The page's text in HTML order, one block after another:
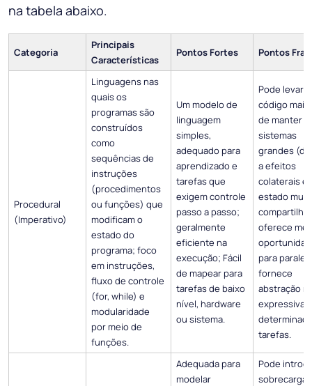
na tabela abaixo.
Categoria
Principais
Características
Pontos Fortes Pontos
Procedural
(Imperativo)
Linguagens nas
quais os
programas são
construídos
como
sequências de
instruções
(procedimentos
ou funções) que
modificam o
estado do
programa; foco
em instruções,
fluxo de controle
(for, while) e
modularidade
por meio de
funções.
Um modelo de
linguagem
simples,
adequado para
aprendizado e
tarefas que
exigem controle
passo a passo;
geralmente
eficiente na
execução; Fácil
de mapear para
tarefas de baixo
nível, hardware
ou sistema.
Pode levar
código
de manter
sistemas
grandes
a efeitos
colaterais e
estado
oferece
para
fornece
abstração
expressiva
tarefas.
Adequada para
modelar
Pode
sobrecarga